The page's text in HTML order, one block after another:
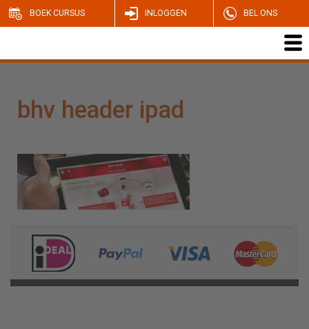
BOEK CURSUS INLOGGEN BEL ONS
bhv header ipad